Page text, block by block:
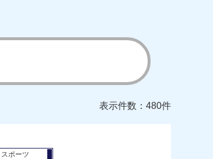
表示件数：480件
ポーツ